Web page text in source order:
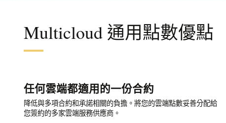
Multicloud 通用點數優點
任何雲端都適用的一份合約
降低與多項合約和承諾相關的負擔。將您的雲端點數妥善分配給
您簽約的多家雲端服務供應商。